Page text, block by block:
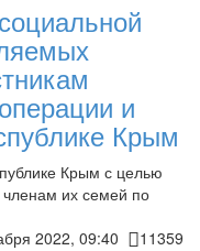
и
Крым
Крым с целью
их семей по
2022, 09:40
11359